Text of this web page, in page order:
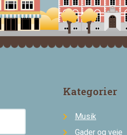
Kategorier
Musik
Gader og veje